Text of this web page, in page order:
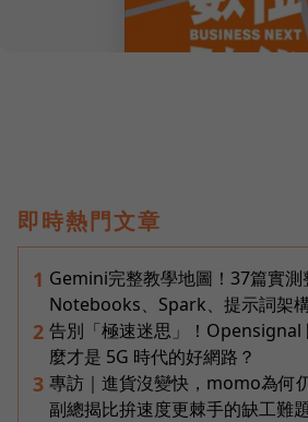
即時熱門文章
1 Gemini完整教學地圖！37篇實測
Notebooks、Spark、提示詞架
2 告別「極速迷思」！Opensignal
麼才是 5G 時代的好網路？
3 專訪｜進貨沒變快，momo為何
副總揭比拚速度更棘手的缺工難題